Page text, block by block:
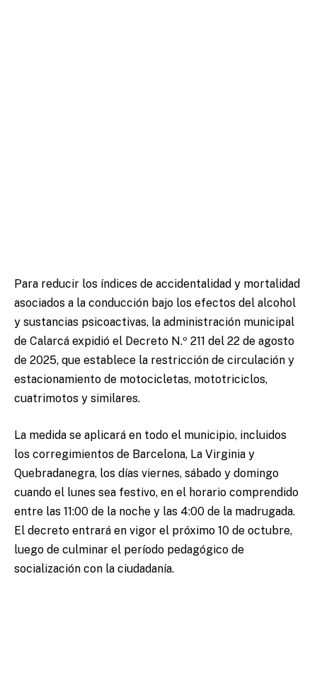
Para reducir los índices de accidentalidad y mortalidad
asociados a la conducción bajo los efectos del alcohol
y sustancias psicoactivas, la administración municipal
de Calarcá expidió el Decreto N.º 211 del 22 de agosto
de 2025, que establece la restricción de circulación y
estacionamiento de motocicletas, mototriciclos,
cuatrimotos y similares.
La medida se aplicará en todo el municipio, incluidos
los corregimientos de Barcelona, ​​​​La Virginia y
Quebradanegra, los días viernes, sábado y domingo
cuando el lunes sea festivo, en el horario comprendido
entre las 11:00 de la noche y las 4:00 de la madrugada.
El decreto entrará en vigor el próximo 10 de octubre,
luego de culminar el período pedagógico de
socialización con la ciudadanía.